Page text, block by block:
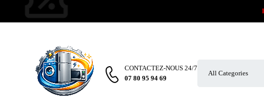
CONTACTEZ-NOUS 24/7
07 80 95 94 69